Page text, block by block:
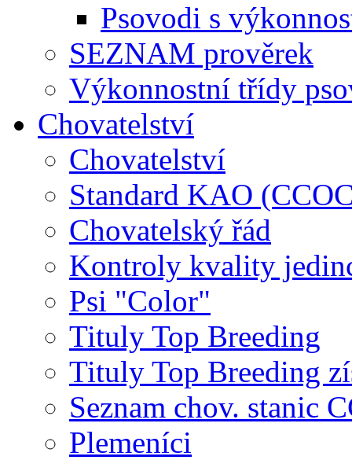
Psovodi s
SEZNAM prověrek
Výkonnostní třídy
Chovatelství
Chovatelství
Standard KAO
Chovatelský řád
Kontroly kvality
Psi "Color"
Tituly Top Breeding
Tituly Top Breeding
Seznam chov. stanic
Plemeníci